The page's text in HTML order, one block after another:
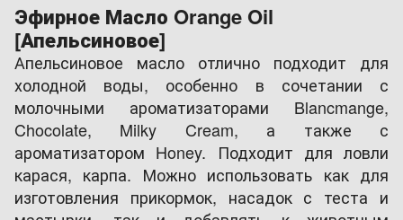
Эфирное Масло Orange Oil
[Апельсиновое]
Апельсиновое масло отлично подходит для
холодной воды, особенно в сочетании с
молочными ароматизаторами Blancmange,
Chocolate, Milky Cream, а также с
ароматизатором Honey. Подходит для ловли
карася, карпа. Можно использовать как для
изготовления прикормок, насадок с теста и